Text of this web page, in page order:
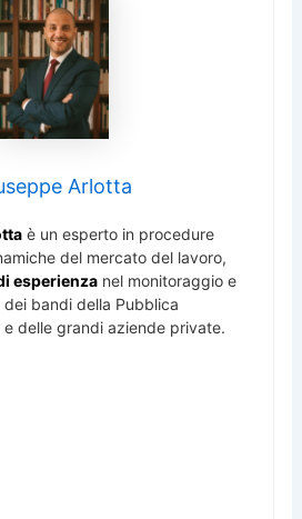
Arlotta
è un esperto in procedure
del mercato del lavoro,
esperienza nel monitoraggio e
dei bandi della Pubblica
e delle grandi aziende private.